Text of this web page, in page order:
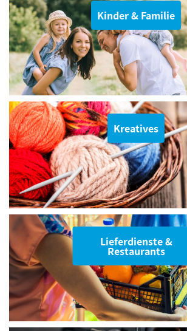
Kinder & Familie
Kreatives
Lieferdienste &
Restaurants